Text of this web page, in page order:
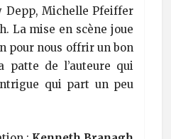
Depp, Michelle Pfeiffer
La mise en scène joue
pour nous offrir un bon
patte de l’auteure qui
qui part un peu